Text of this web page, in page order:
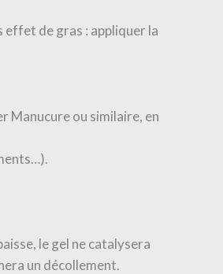
effet de gras : appliquer la
Manucure ou similaire, en
le gel ne catalysera
un décollement.